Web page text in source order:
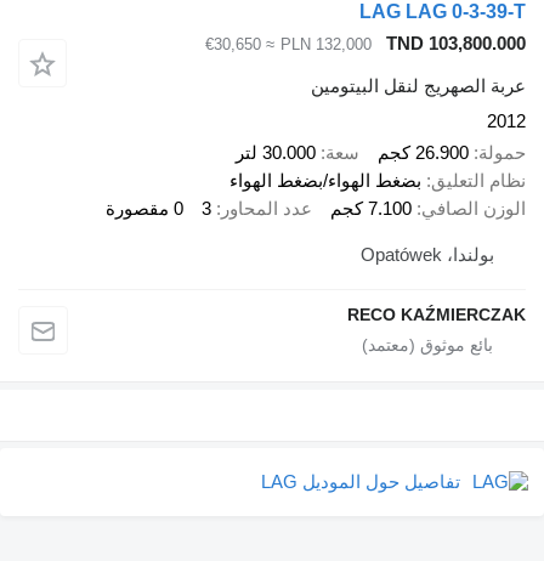
LAG LAG 0-3-39-T
TND 103,800.000
PLN 132,000
≈ €30,650
عربة الصهريج لنقل البيتومين
2012
حمولة 26.900 كجم سعة 30.000 لتر
نظام التعليق بضغط الهواء/بضغط الهواء
الوزن الصافي 7.100 كجم عدد المحاور 3 0 مقصورة
بولندا، Opatówek
RECO KAŹMIERCZAK
تفاصيل حول الموديل LAG